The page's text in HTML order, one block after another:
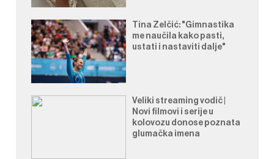
Tina Zelčić: "Gimnastika
me naučila kako pasti,
ustati i nastaviti dalje"
Veliki streaming vodič |
Novi filmovi i serije u
kolovozu donose poznata
glumačka imena